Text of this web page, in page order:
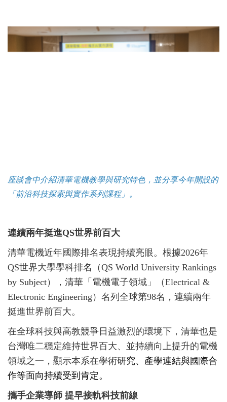
座談會中介紹清華電機教學與研究特色，並分享今年開設的
「前沿科技探索與實作系列課程」 。
連續兩年挺進QS世界前百大
清華電機近年國際排名表現持續亮眼。根據2026年
QS世界大學學科排名（QS World University Rankings
by Subject），清華「電機電子領域」（Electrical &
Electronic Engineering）名列全球第98名，連續兩年
挺進世界前百大。
在全球科技與高教競爭日益激烈的環境下，清華也是
台灣唯二穩定維持世界百大、並持續向上提升的電機
領域之一，顯示本系在學術研究、產學連結與國際合
作等面向持續受到肯定。
攜手企業導師 提早接軌科技前線